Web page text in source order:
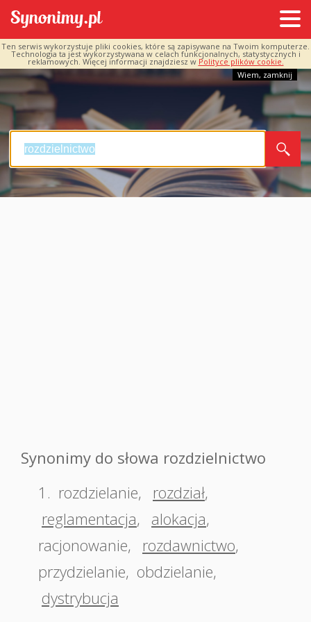
Ten serwis wykorzystuje pliki cookies, które są zapisywane na Twoim komputerze.
Technologia ta jest wykorzystywana w celach funkcjonalnych, statystycznych i
reklamowych. Więcej informacji znajdziesz w Polityce plików cookie.
Wiem, zamknij
Synonimy do słowa rozdzielnictwo
1. rozdzielanie, rozdział,
reglamentacja, alokacja,
racjonowanie, rozdawnictwo,
przydzielanie, obdzielanie,
dystrybucja